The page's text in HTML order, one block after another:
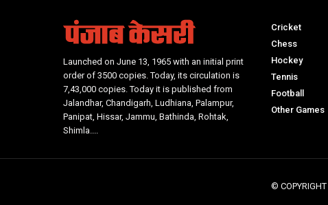
Launched on June 13, 1965 with an initial print
order of 3500 copies. Today, its circulation is
7,43,000 copies. Today it is published from
Jalandhar, Chandigarh, Ludhiana, Palampur,
Panipat, Hissar, Jammu, Bathinda, Rohtak,
Shimla....
Cricket
Chess
Hockey
Tennis
Football
Other Games
© COPYRIGHT